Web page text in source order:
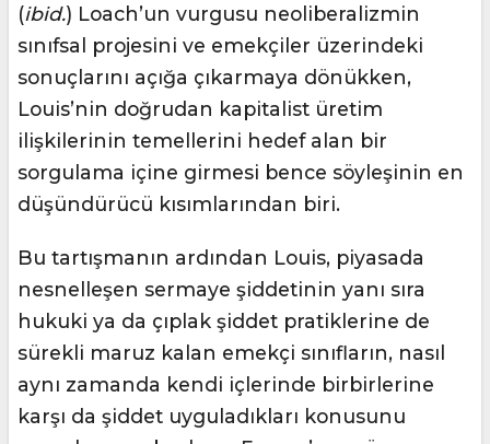
(ibid.) Loach’un vurgusu neoliberalizmin
sınıfsal projesini ve emekçiler üzerindeki
sonuçlarını açığa çıkarmaya dönükken,
Louis’nin doğrudan kapitalist üretim
ilişkilerinin temellerini hedef alan bir
sorgulama içine girmesi bence söyleşinin en
düşündürücü kısımlarından biri.
Bu tartışmanın ardından Louis, piyasada
nesnelleşen sermaye şiddetinin yanı sıra
hukuki ya da çıplak şiddet pratiklerine de
sürekli maruz kalan emekçi sınıfların, nasıl
aynı zamanda kendi içlerinde birbirlerine
karşı da şiddet uyguladıkları konusunu